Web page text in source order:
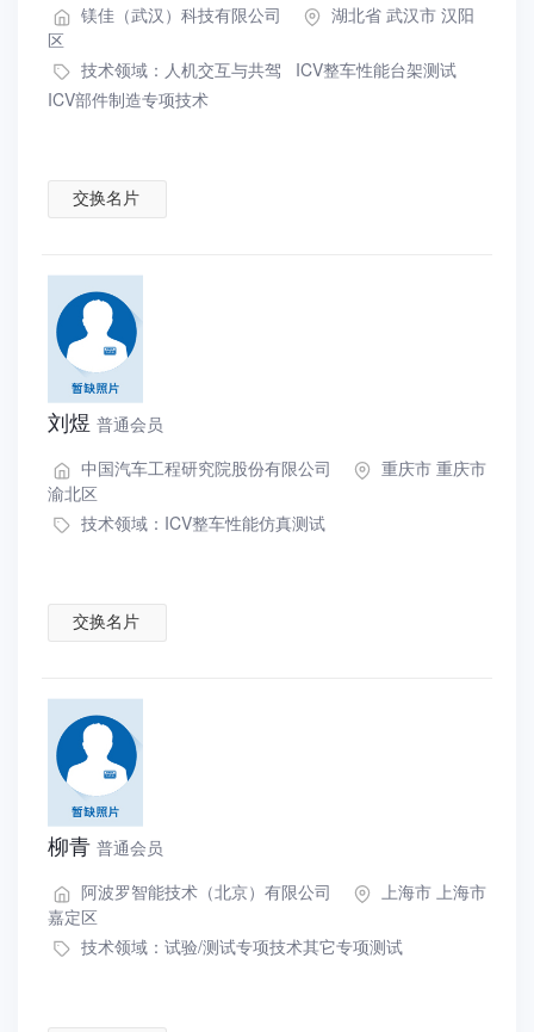
镁佳（武汉）科技有限公司
湖北省 武汉市 汉阳
区
技术领域： 人机交互与共驾
ICV整车性能台架测试
ICV部件制造专项技术
交换名片
刘煜 普通会员
中国汽车工程研究院股份有限公司
重庆市 重庆市
渝北区
技术领域： ICV整车性能仿真测试
交换名片
柳青 普通会员
阿波罗智能技术（北京）有限公司
上海市 上海市
嘉定区
技术领域： 试验/测试专项技术其它专项测试